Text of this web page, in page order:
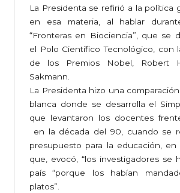
La Presidenta se refirió a la política
en esa materia, al hablar
“Fronteras en Biociencia”, que se
el Polo Científico Tecnológico, con
de los Premios Nobel, Robert
Sakmann.
La Presidenta hizo una
blanca donde se desarrolla el
que levantaron los docentes
en la década del 90, cuando se
presupuesto para la educación,
que, evocó, “los investigadores se
país “porque los habían
platos”.